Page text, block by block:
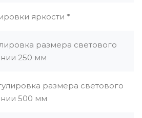
яркости *
размера светового
250 мм
размера светового
500 мм